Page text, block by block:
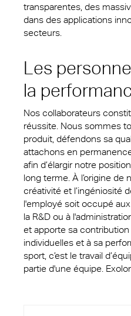
transparentes, des
dans des applications
secteurs.
Les
la
Nos collaborateurs
réussite. Nous sommes
produit, défendons sa
attachons en
afin d’élargir notre
long terme. À l’origine de
créativité et l’ingéniosité
l'employé soit occupé
la R&D ou à
et apporte sa
individuelles et à sa
sport, c’est le travail
partie d'une équipe.